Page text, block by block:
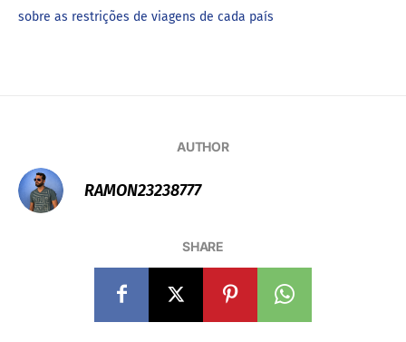
sobre as restrições de viagens de cada país
AUTHOR
RAMON23238777
SHARE